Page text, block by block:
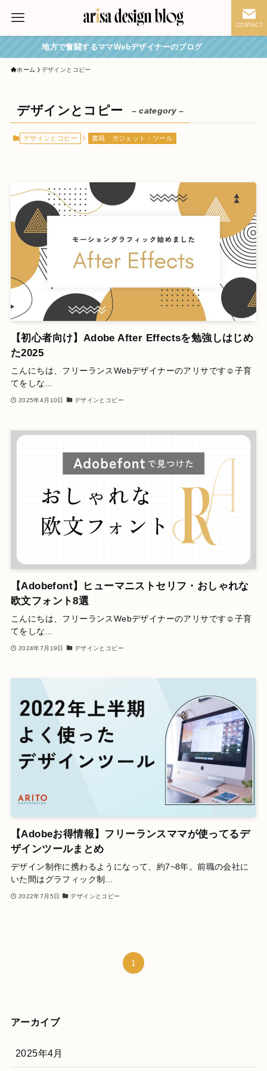
CONTACT
地方で奮闘するママWebデザイナーのブログ
ホーム デザインとコピー
デザインとコピー – category –
デザインとコピー 書籍 ガジェット・ツール
【初心者向け】Adobe After Effectsを勉強しはじめ
た2025
こんにちは、フリーランスWebデザイナーのアリサです☺️子育
てをしな...
2025年4月10日 デザインとコピー
【Adobefont】ヒューマニストセリフ・おしゃれな
欧文フォント8選
こんにちは、フリーランスWebデザイナーのアリサです☺️子育
てをしな...
2024年7月19日 デザインとコピー
【Adobeお得情報】フリーランスママが使ってるデ
ザインツールまとめ
デザイン制作に携わるようになって、約7~8年。前職の会社に
いた間はグラフィック制...
2022年7月5日 デザインとコピー
1
アーカイブ
2025年4月